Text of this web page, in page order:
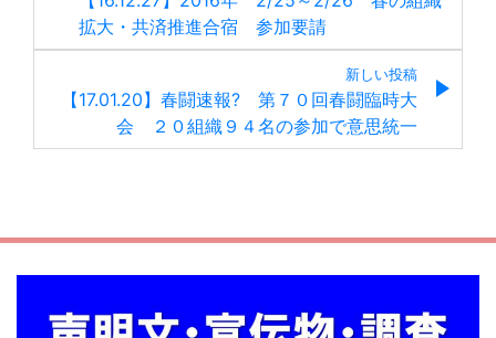
拡大・共済推進合宿 参加要請
新しい投稿
【17.01.20】春闘速報? 第７０回春闘臨時大
会 ２０組織９４名の参加で意思統一